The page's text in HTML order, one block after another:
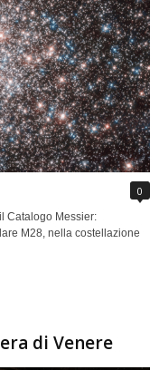
0
Catalogo Messier:
M28, nella costellazione
di Venere